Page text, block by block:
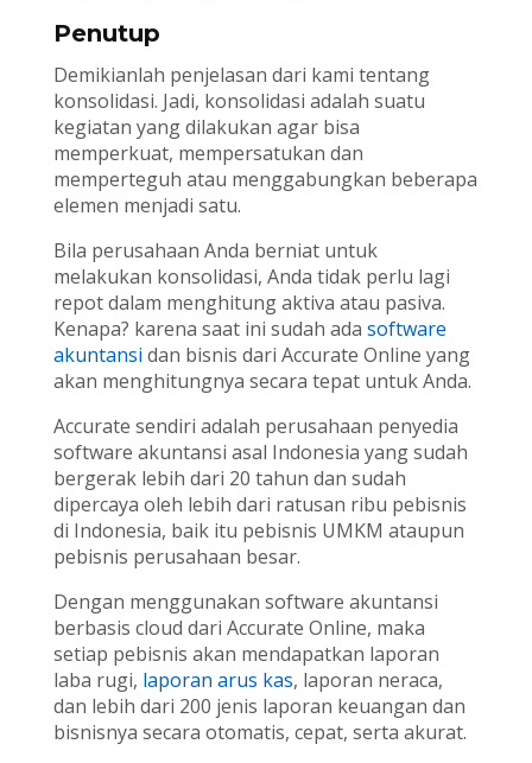
Penutup
Demikianlah penjelasan dari kami tentang
konsolidasi. Jadi, konsolidasi adalah suatu
kegiatan yang dilakukan agar bisa
memperkuat, mempersatukan dan
memperteguh atau menggabungkan beberapa
elemen menjadi satu.
Bila perusahaan Anda berniat untuk
melakukan konsolidasi, Anda tidak perlu lagi
repot dalam menghitung aktiva atau pasiva.
Kenapa? karena saat ini sudah ada software
akuntansi dan bisnis dari Accurate Online yang
akan menghitungnya secara tepat untuk Anda.
Accurate sendiri adalah perusahaan penyedia
software akuntansi asal Indonesia yang sudah
bergerak lebih dari 20 tahun dan sudah
dipercaya oleh lebih dari ratusan ribu pebisnis
di Indonesia, baik itu pebisnis UMKM ataupun
pebisnis perusahaan besar.
Dengan menggunakan software akuntansi
berbasis cloud dari Accurate Online, maka
setiap pebisnis akan mendapatkan laporan
laba rugi, laporan arus kas, laporan neraca,
dan lebih dari 200 jenis laporan keuangan dan
bisnisnya secara otomatis, cepat, serta akurat.